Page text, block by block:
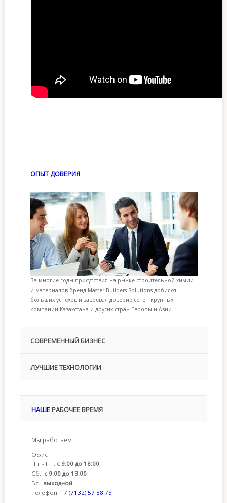
ОПЫТ ДОВЕРИЯ
За многие годы присутствия на рынке строительной химии
и материалов бренд Master Builders Solutions добился
больших успехов и завоевал доверие сотен крупных
компаний Казахстана и других стран Европы и Азии.
СОВРЕМЕННЫЙ БИЗНЕС
ЛУЧШИЕ ТЕХНОЛОГИИ
НАШЕ РАБОЧЕЕ ВРЕМЯ
Мы работаем:
Офис
Пн. - Пт.: с 9:00 до 18:00
Сб.: с 9:00 до 13:00
Вс.: выходной
Телефон: +7 (7132) 57 88 75